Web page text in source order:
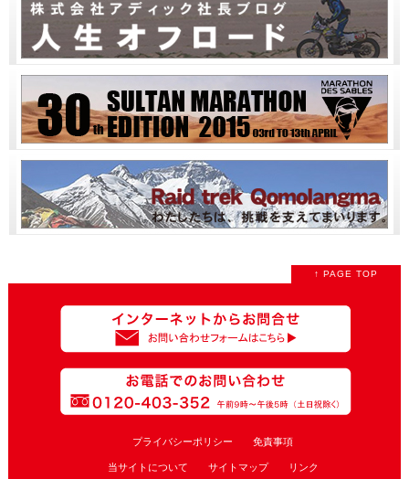
↑ PAGE TOP
プライバシーポリシー 免責事項
当サイトについて サイトマップ リンク